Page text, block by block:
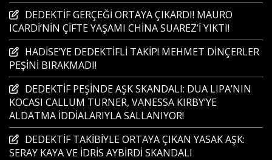
DEDEKTİF GERÇEĞİ ORTAYA ÇIKARDI! MAURO
ICARDİ’NİN ÇİFTE YAŞAMI CHİNA SUAREZ’İ YIKTI!
HADİSE’YE DEDEKTİFLİ TAKİP! MEHMET DİNÇERLER
PEŞİNİ BIRAKMADI!
DEDEKTİF PEŞİNDE AŞK SKANDALI: DUA LIPA’NIN
KOCASI CALLUM TURNER, VANESSA KIRBY’YE
ALDATMA İDDİALARIYLA SALLANIYOR!
DEDEKTİF TAKİBİYLE ORTAYA ÇIKAN YASAK AŞK:
SERAY KAYA VE İDRİS AYBİRDİ SKANDALI